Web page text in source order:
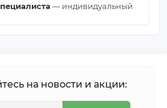
— индивидуальный
на новости и акции: